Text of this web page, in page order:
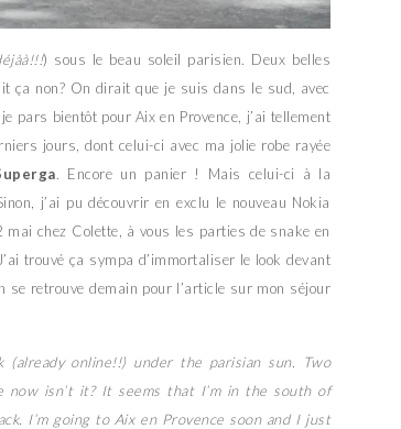
) sous le beau soleil parisien. Deux belles
ça non? On dirait que je suis dans le sud, avec
pars bientôt pour Aix en Provence, j’ai tellement
jours, dont celui-ci avec ma jolie robe rayée
. Encore un panier ! Mais celui-ci à la
j’ai pu découvrir en exclu le nouveau Nokia
chez Colette, à vous les parties de snake en
trouvé ça sympa d’immortaliser le look devant
se retrouve demain pour l’article sur mon séjour
online!!) under the parisian sun. Two
isn’t it? It seems that I’m in the south of
I’m going to Aix en Provence soon and I just